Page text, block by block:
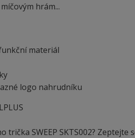
hrám...
materiál
logo nahrudníku
trička SWEEP SKTS002?